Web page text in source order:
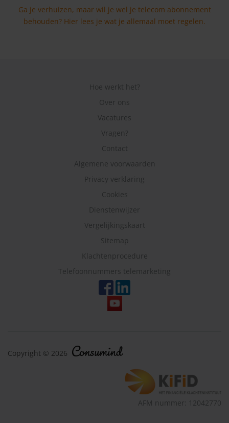
Ga je verhuizen, maar wil je wel je telecom abonnement
behouden? Hier lees je wat je allemaal moet regelen.
Hoe werkt het?
Over ons
Vacatures
Vragen?
Contact
Algemene voorwaarden
Privacy verklaring
Cookies
Dienstenwijzer
Vergelijkingskaart
Sitemap
Klachtenprocedure
Telefoonnummers telemarketing
Copyright © 2026
AFM nummer: 12042770